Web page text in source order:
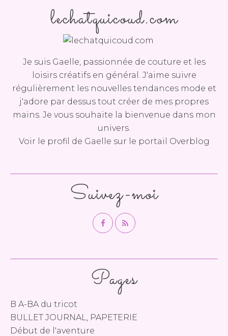
Pages
B A-BA du tricot
BULLET JOURNAL, PAPETERIE
Début de l'aventure
lechatquicoud.com
Je suis Gaelle, passionnée de couture et les
loisirs créatifs en général. J'aime suivre
régulièrement les nouvelles tendances mode et
j'adore par dessus tout créer de mes propres
mains. Je vous souhaite la bienvenue dans mon
univers.
Voir le profil de Gaelle sur le portail Overblog
Suivez-moi